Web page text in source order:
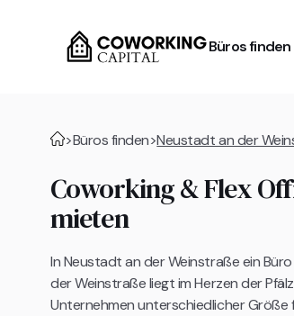
Büros finden
>Büros finden>Neustadt an der
Coworking & Flex
mieten
In Neustadt an der Weinstraße ein
der Weinstraße liegt im Herzen der
Unternehmen unterschiedlicher